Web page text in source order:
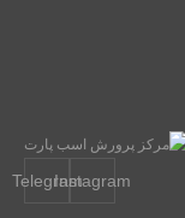
Instagram
Telegram